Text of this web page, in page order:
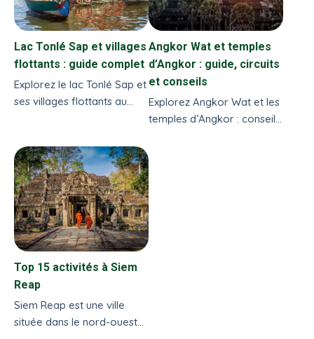
Lac Tonlé Sap et villages
flottants : guide complet
Explorez le lac Tonlé Sap et
ses villages flottants au
Evasion. Découvrez quand
y aller, que visiter, et
comment vivre une
expérience authentique et
responsable.
Angkor Wat et temples
d’Angkor : guide, circuits
et conseils
Explorez Angkor Wat et les
temples d’Angkor : conseils,
meilleure saison.
Top 15 activités à Siem
Reap
Siem Reap est une ville
située dans le nord-ouest